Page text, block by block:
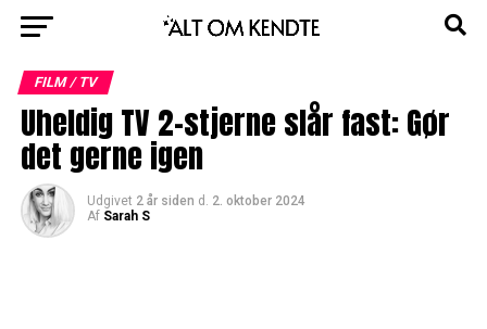
FILM / TV
Uheldig TV 2-stjerne slår fast: Gør
det gerne igen
Udgivet 2 år siden d. 2. oktober 2024
Af Sarah S